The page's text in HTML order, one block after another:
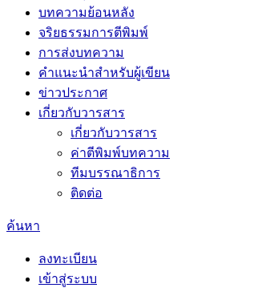
บทความย้อนหลัง
จริยธรรมการตีพิมพ์
การส่งบทความ
คำแนะนำสำหรับผู้เขียน
ข่าวประกาศ
เกี่ยวกับวารสาร
เกี่ยวกับวารสาร
ค่าตีพิมพ์บทความ
ทีมบรรณาธิการ
ติดต่อ
ค้นหา
ลงทะเบียน
เข้าสู่ระบบ